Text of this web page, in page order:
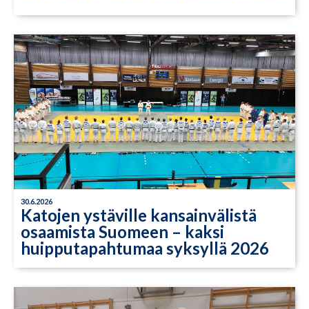
30.6.2026
Katojen ystäville kansainvälistä
osaamista Suomeen – kaksi
huipputapahtumaa syksyllä 2026